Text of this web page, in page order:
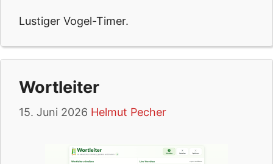
Lustiger Vogel-Timer.
Wortleiter
15. Juni 2026 Helmut Pecher